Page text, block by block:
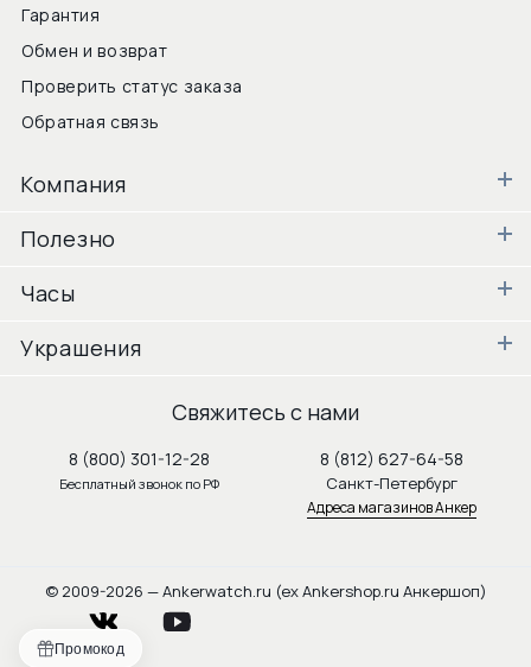
Промокод
Гарантия
Обмен и возврат
Проверить статус заказа
Обратная связь
Компания
Полезно
Часы
Украшения
Свяжитесь с нами
8 (800) 301-12-28
Бесплатный звонок по РФ
8 (812) 627-64-58
Санкт-Петербург
Адреса магазинов Анкер
© 2009-2026 — Ankerwatch.ru (ex Ankershop.ru Анкершоп)
vkontakte youtube